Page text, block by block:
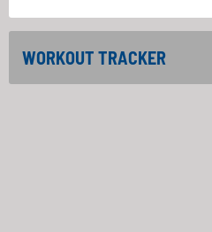
WORKOUT TRACKER